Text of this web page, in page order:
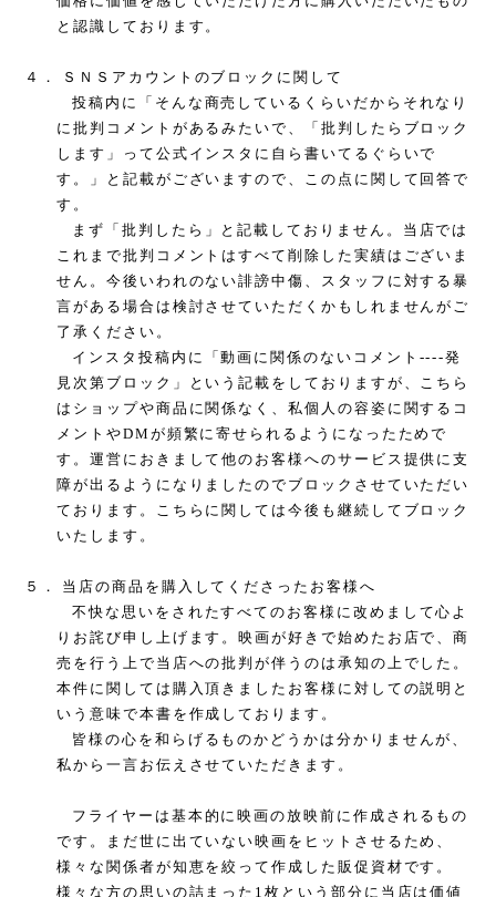
と認識しております。
４．
ＳＮＳアカウントのブロックに関して
投稿内に「そんな商売しているくらいだからそれなり
に批判コメントがあるみたいで、「批判したらブロック
します」って公式インスタに自ら書いてるぐらいで
す。」と記載がございますので、この点に関して回答で
す。
まず「批判したら」と記載しておりません。当店では
これまで批判コメントはすべて削除した実績はございま
せん。今後いわれのない誹謗中傷、スタッフに対する暴
言がある場合は検討させていただくかもしれませんがご
了承ください。
インスタ投稿内に「動画に関係のないコメント ----発
見次第ブロック」という記載をしておりますが、こちら
はショップや商品に関係なく、私個人の容姿に関するコ
メントやDM が頻繁に寄せられるようになったためで
す。運営におきまして他のお客様へのサービス提供に支
障が出るようになりましたのでブロックさせていただい
ております。こちらに関しては今後も継続してブロック
いたします。
５．
当店の商品を購入してくださったお客様へ
不快な思いをされたすべてのお客様に改めまして心よ
りお詫び申し上げます。映画が好きで始めたお店で、商
売を行う上で当店への批判が伴うのは承知の上でした。
本件に関しては購入頂きましたお客様に対しての説明と
いう意味で本書を作成しております。
皆様の心を和らげるものかどうかは分かりませんが、
私から一言お伝えさせていただきます。
フライヤーは基本的に映画の放映前に作成されるもの
です。まだ世に出ていない映画をヒットさせるため、
様々な関係者が知恵を絞って作成した販促資材です。
様々な方の思いの詰まった 1枚という部分に当店は価値